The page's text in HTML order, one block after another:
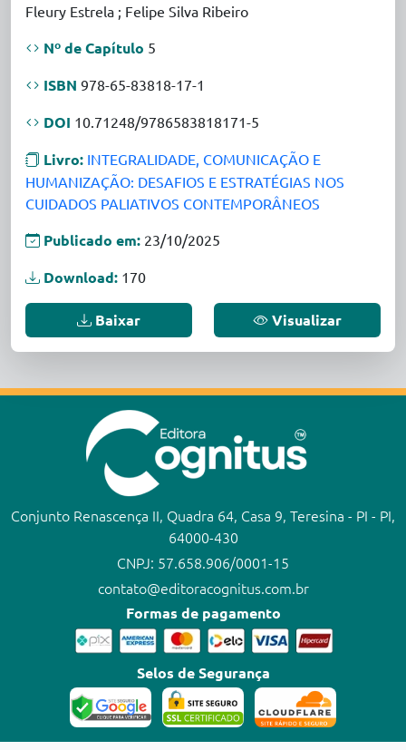
Fleury Estrela ; Felipe Silva Ribeiro
Nº de Capítulo 5
ISBN 978-65-83818-17-1
DOI 10.71248/9786583818171-5
Livro: INTEGRALIDADE, COMUNICAÇÃO E
HUMANIZAÇÃO: DESAFIOS E ESTRATÉGIAS NOS
CUIDADOS PALIATIVOS CONTEMPORÂNEOS
Publicado em: 23/10/2025
Download: 170
Baixar Visualizar
Conjunto Renascença II, Quadra 64, Casa 9, Teresina - PI - PI,
64000-430
CNPJ: 57.658.906/0001-15
contato@editoracognitus.com.br
Formas de pagamento
Selos de Segurança